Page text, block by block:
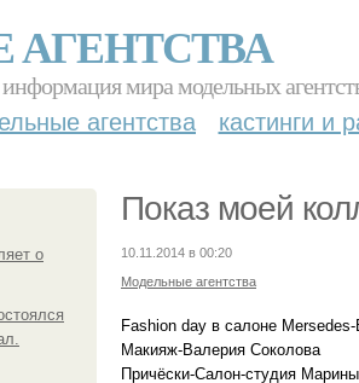
мира модельных
агентства кастинги и
о
Показ моей
10.11.2014 в 00:20
Модельные агентства
Fashion day в салоне
Макияж-Валерия Соколова
Причёски-Салон-студия